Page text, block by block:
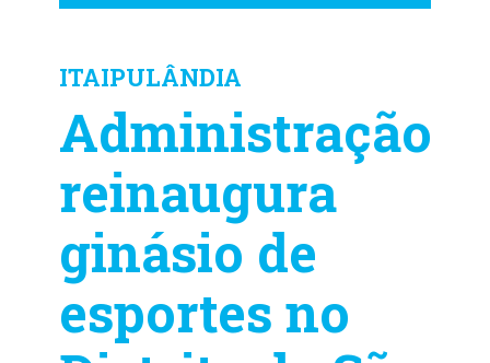
ITAIPULÂNDIA
Administração
reinaugura
ginásio de
esportes no